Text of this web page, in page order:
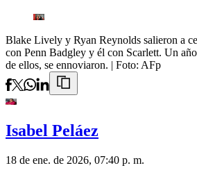
Blake Lively y Ryan Reynolds salieron a
con Penn Badgley y él con Scarlett. Un
de ellos, se ennoviaron. | Foto: AFp
Isabel Peláez
18 de ene. de 2026, 07:40 p. m.